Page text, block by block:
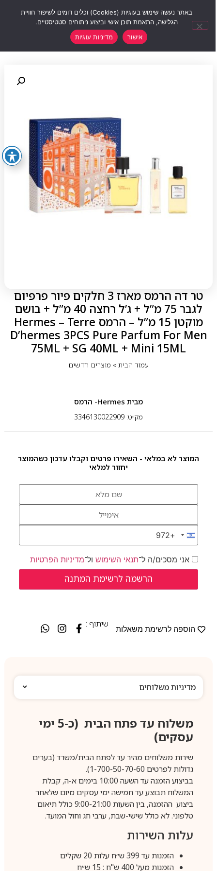
טר דה הרמס מארז 3 חלקים פיור פרפיום
לגבר 75 מ”ל + ג’ל רחצה 40 מ”ל + בושם
מוקטן 15 מ”ל – הרמס Hermes – Terre
D’hermes 3PCS Pure Parfum For Men
75ML + SG 40ML + Mini 15ML
עמוד הבית» מוצרים חדשים
מבית Hermes- הרמס
מק״ט: 3346130022909
המוצר לא במלאי - השאירו פרטים וקבלו עדכון כשהמוצר
יחזור למלאי
Israel +972
+972
אני מסכים/ה ל־תנאי השימושול־מדיניות הפרטיות
הוספה לרשימת משאלות
שיתוף :
מדיניות משלוחים
משלוח עד פתח הבית (כ-5 ימי
עסקים)
שירות משלוחים מהיר עד לפתח הבית/משרד (בערים
גדולות לפרטים 1-700-50-70-60).
בביצוע הזמנה עד השעה 10:00 בימים א-ה, קבלת
המשלוח תבוצע עד חמישה ימי עסקים מיום שלאחר
ביצוע ההזמנה, בין השעות 9:00-21:00 כולל תיאום
טלפוני. לא כולל שישי-שבת, ערבי חג וחול המועד.
עלות השירות
הזמנות עד 399 ש״ח עלות 20 שקלים
הזמנות מעל 400 ש"ח : 15 ש״ח
באתר נעשה שימוש בעוגיות (Cookies) וכלים דומים לשיפור חוויית
הגלישה, התאמת תוכן אישי וביצוע ניתוחים סטטיסטיים.
אישור
מדיניות עוגיות